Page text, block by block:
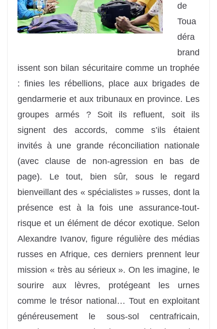
de
Toua
déra
brand
issent son bilan sécuritaire comme un trophée
: finies les rébellions, place aux brigades de
gendarmerie et aux tribunaux en province. Les
groupes armés ? Soit ils refluent, soit ils
signent des accords, comme s’ils étaient
invités à une grande réconciliation nationale
(avec clause de non-agression en bas de
page). Le tout, bien sûr, sous le regard
bienveillant des « spécialistes » russes, dont la
présence est à la fois une assurance-tout-
risque et un élément de décor exotique. Selon
Alexandre Ivanov, figure régulière des médias
russes en Afrique, ces derniers prennent leur
mission « très au sérieux ». On les imagine, le
sourire aux lèvres, protégeant les urnes
comme le trésor national… Tout en exploitant
généreusement le sous-sol centrafricain,